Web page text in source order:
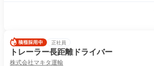
正社員
トレーラー長距離ドライバー
株式会社マキタ運輸